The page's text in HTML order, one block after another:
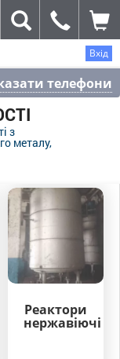
Вхід
телефони
з
металу,
Реактори
нержавіючі